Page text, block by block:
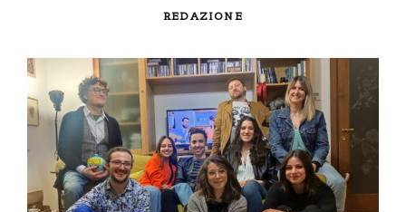
REDAZIONE